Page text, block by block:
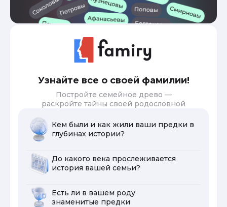
Узнайте все о своей фамилии!
Постройте семейное древо —
раскройте тайны своей родословной
Кем были и как жили ваши предки в
глубинах истории?
До какого века прослеживается
история вашей семьи?
Есть ли в вашем роду
знаменитые предки